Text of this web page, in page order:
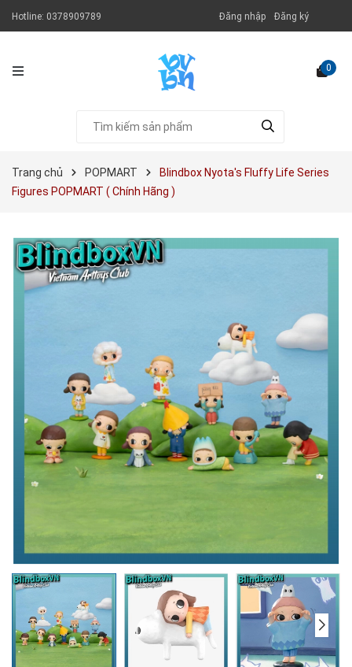
Hotline: 0378909789 Đăng nhập Đăng ký
0
Trang chủ POPMART
Blindbox Nyota's Fluffy Life Series
Figures POPMART ( Chính Hãng )